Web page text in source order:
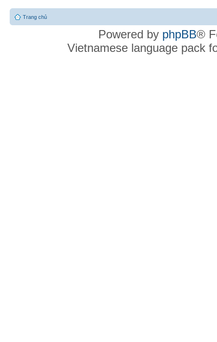
Trang chủ
Powered by phpBB®
Vietnamese language pack